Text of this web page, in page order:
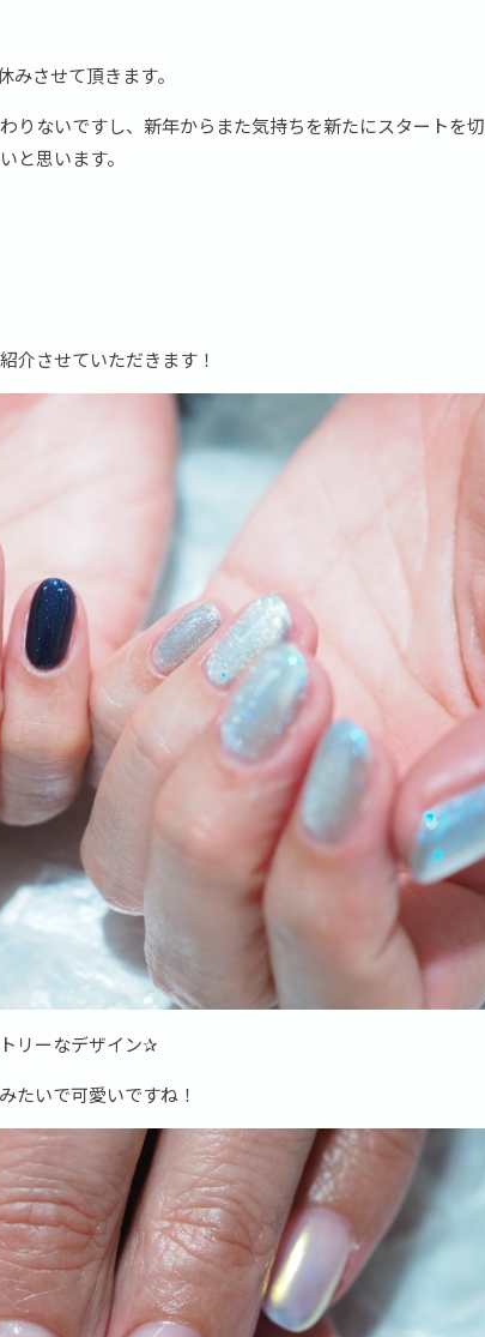
させて頂きます。
りないですし、新年からまた気持ちを新たにスタートを切
と思います。
介させていただきます！
リーなデザイン✰
たいで可愛いですね！